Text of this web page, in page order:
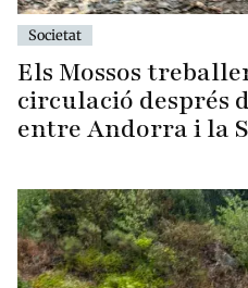
Societat
Els Mossos
circulació després
entre Andorra i la